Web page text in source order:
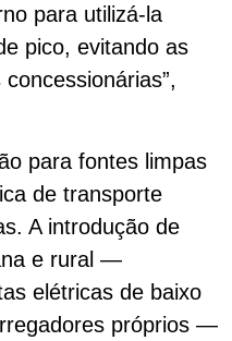
para utilizá-la
pico, evitando as
para fontes limpas
de transporte
A introdução de
e rural —
elétricas de baixo
próprios —